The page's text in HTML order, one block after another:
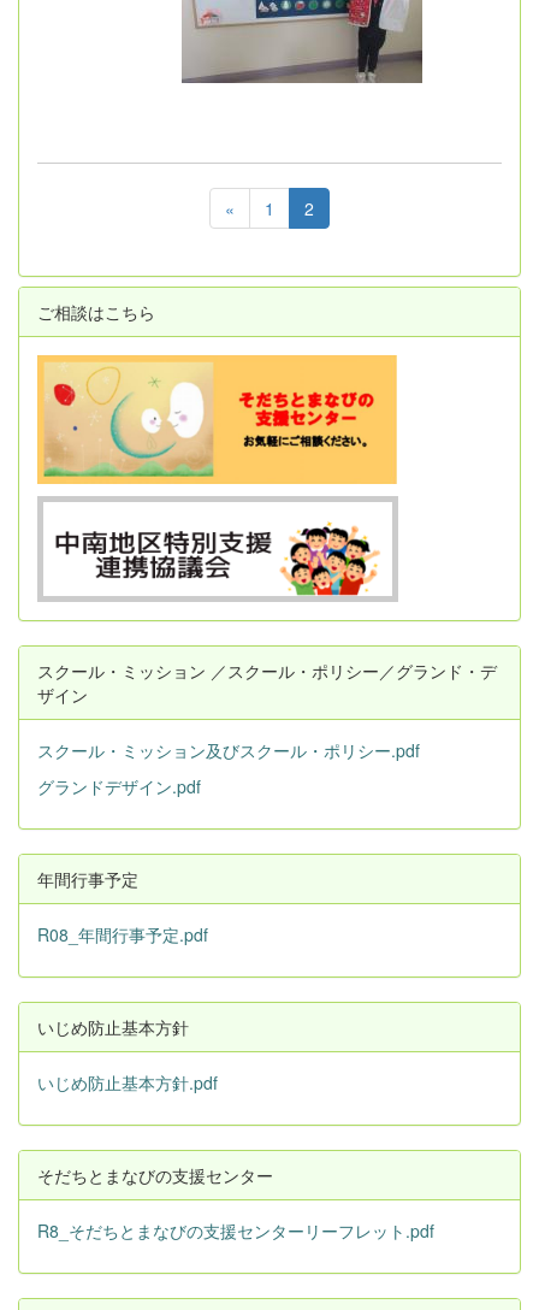
« 1 2
ご相談はこちら
スクール・ミッション ／スクール・ポリシー／グランド・デ
ザイン
スクール・ミッション及びスクール・ポリシー.pdf
グランドデザイン.pdf
年間行事予定
R08_年間行事予定.pdf
いじめ防止基本方針
いじめ防止基本方針.pdf
そだちとまなびの支援センター
R8_そだちとまなびの支援センターリーフレット.pdf